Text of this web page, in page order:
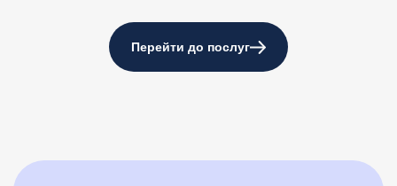
Перейти до послуг